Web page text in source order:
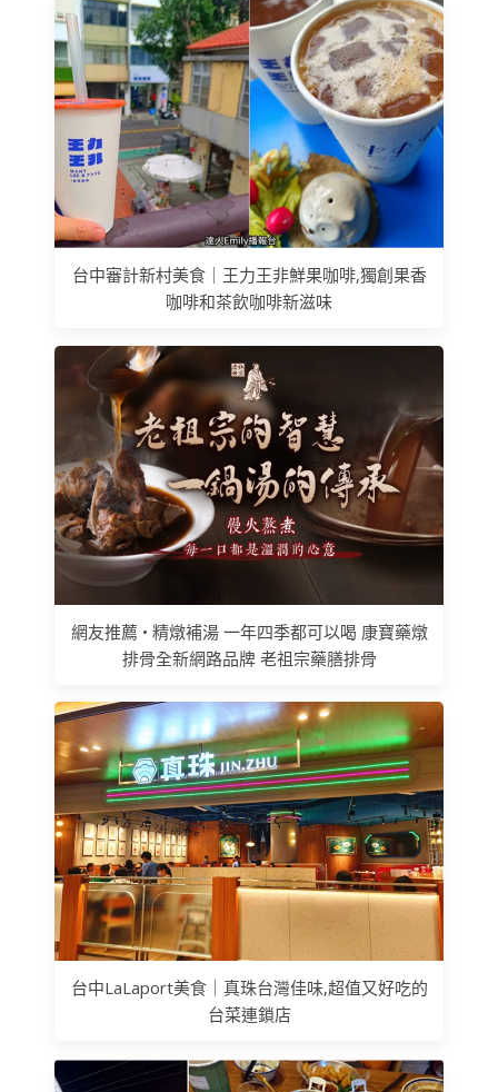
台中審計新村美食｜王力王非鮮果咖啡,獨創果香
咖啡和茶飲咖啡新滋味
網友推薦 • 精燉補湯 一年四季都可以喝 康寶藥燉
排骨全新網路品牌 老祖宗藥膳排骨
台中LaLaport美食｜真珠台灣佳味,超值又好吃的
台菜連鎖店